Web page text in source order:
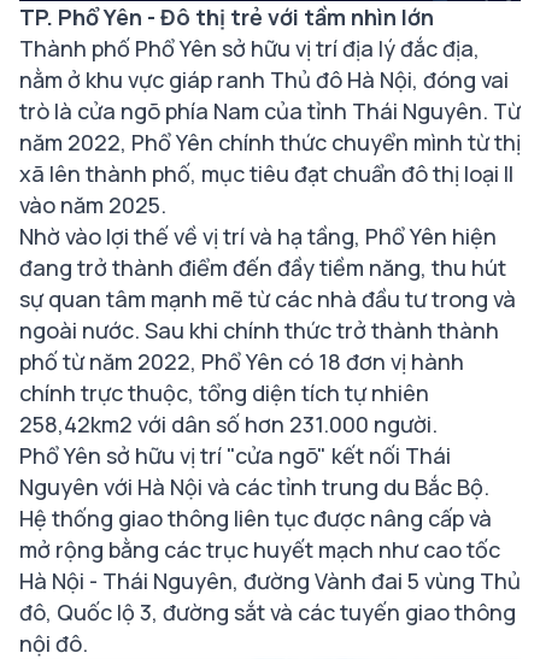
TP. Phổ Yên - Đô thị trẻ với tầm nhìn lớn
Thành phố Phổ Yên sở hữu vị trí địa lý đắc địa,
nằm ở khu vực giáp ranh Thủ đô Hà Nội, đóng vai
trò là cửa ngõ phía Nam của tỉnh Thái Nguyên. Từ
năm 2022, Phổ Yên chính thức chuyển mình từ thị
xã lên thành phố, mục tiêu đạt chuẩn đô thị loại II
vào năm 2025.
Nhờ vào lợi thế về vị trí và hạ tầng, Phổ Yên hiện
đang trở thành điểm đến đầy tiềm năng, thu hút
sự quan tâm mạnh mẽ từ các nhà đầu tư trong và
ngoài nước. Sau khi chính thức trở thành thành
phố từ năm 2022, Phổ Yên có 18 đơn vị hành
chính trực thuộc, tổng diện tích tự nhiên
258,42km2 với dân số hơn 231.000 người.
Phổ Yên sở hữu vị trí "cửa ngõ" kết nối Thái
Nguyên với Hà Nội và các tỉnh trung du Bắc Bộ.
Hệ thống giao thông liên tục được nâng cấp và
mở rộng bằng các trục huyết mạch như cao tốc
Hà Nội - Thái Nguyên, đường Vành đai 5 vùng Thủ
đô, Quốc lộ 3, đường sắt và các tuyến giao thông
nội đô.